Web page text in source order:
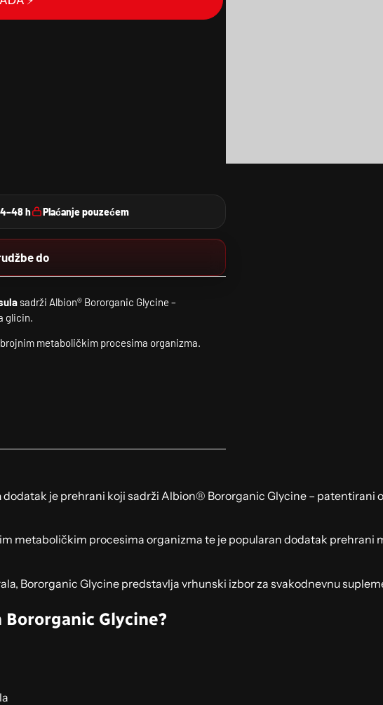
h Plaćanje pouzećem
do
sadrži Albion® Bororganic Glycine –
glicin.
metaboličkim procesima organizma.
dodatak je prehrani koji sadrži Albion® Bororganic Glycine – patentirani
metaboličkim procesima organizma te je popularan dodatak prehrani
Bororganic Glycine predstavlja vrhunski izbor za svakodnevnu
Glycine?